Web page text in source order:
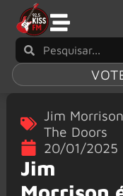
Jim Morrison
The Doors
20/01/2025
Jim